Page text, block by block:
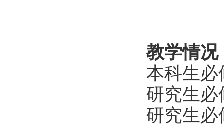
教学情况
本科生必
研究生必
研究生必